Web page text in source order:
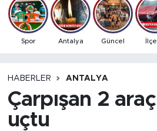
Spor Antalya Güncel
HABERLER ANTALYA
Çarpışan 2
uçtu
Eğitim
Ekonomi
Gündem
İlçeler
Antalya Namaz Vakitleri
Antalya Trafik Yoğunluk
Tüm Manşetler
Son Dakika Haberleri